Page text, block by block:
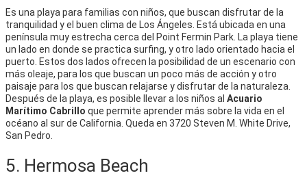
Es una playa para familias con niños, que buscan disfrutar de la
tranquilidad y el buen clima de Los Ángeles. Está ubicada en una
península muy estrecha cerca del Point Fermin Park. La playa tiene
un lado en donde se practica surfing, y otro lado orientado hacia el
puerto. Estos dos lados ofrecen la posibilidad de un escenario con
más oleaje, para los que buscan un poco más de acción y otro
paisaje para los que buscan relajarse y disfrutar de la naturaleza.
Después de la playa, es posible llevar a los niños al Acuario
Marítimo Cabrillo que permite aprender más sobre la vida en el
océano al sur de California. Queda en 3720 Steven M. White Drive,
San Pedro.
5. Hermosa Beach